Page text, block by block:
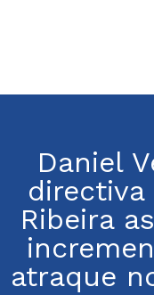
Daniel
directiva
Ribeira
atraque